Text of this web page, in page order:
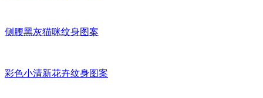
侧腰黑灰猫咪纹身图案
彩色小清新花卉纹身图案